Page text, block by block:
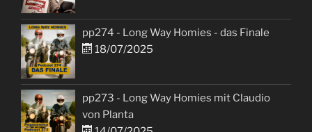
pp274 - Long Way Homies - das Finale
18/07/2025
pp273 - Long Way Homies mit Claudio
von Planta